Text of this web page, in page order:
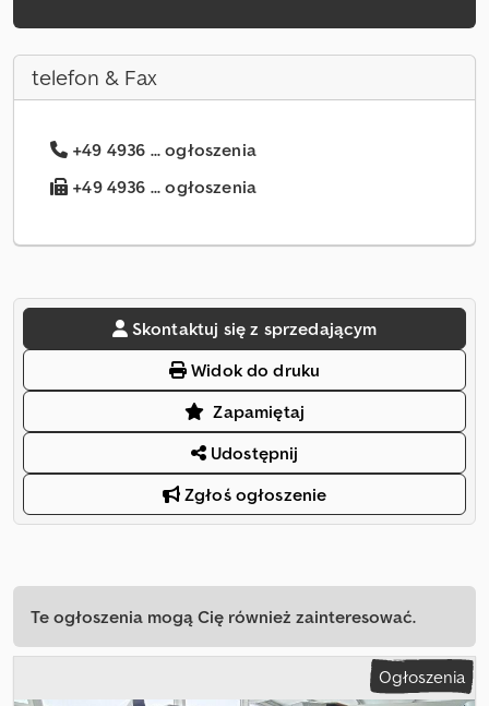
telefon & Fax
+49 4936 ... ogłoszenia
+49 4936 ... ogłoszenia
Skontaktuj się z sprzedającym
Widok do druku
Zapamiętaj
Udostępnij
Zgłoś ogłoszenie
Te ogłoszenia mogą Cię również zainteresować.
Ogłoszenia